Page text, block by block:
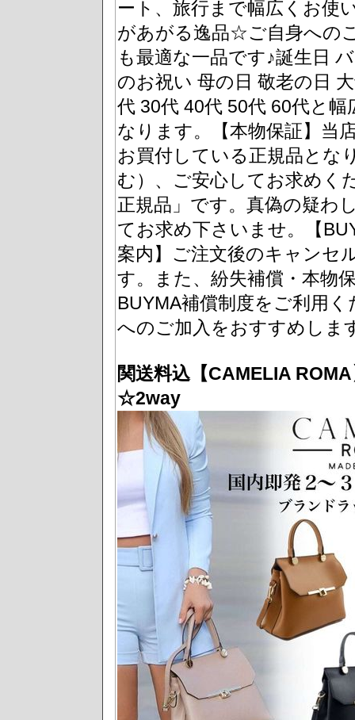
ート、旅行まで幅広くお使
があがる逸品☆ご自身への
も最適な一品です♪誕生日
のお祝い 母の日 敬老の日
代 30代 40代 50代 60代と
なります。【本物保証】当
お買付している正規品とな
む）、ご安心してお求めく
正規品」です。真偽の疑わ
てお求め下さいませ。【
案内】ご注文後のキャンセ
す。また、紛失補償・本物
BUYMA補償制度をご利用
へのご加入をおすすめし
関送料込【CAMELIA
☆2way